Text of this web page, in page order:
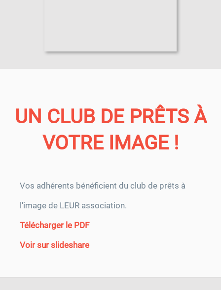
UN CLUB DE PRÊTS À
VOTRE IMAGE !
Vos adhérents bénéficient du club de prêts à
l'image de LEUR association.
Télécharger le PDF
Voir sur slideshare